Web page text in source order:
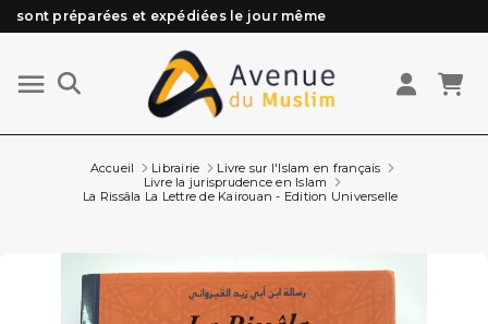
Besoin d'aide ? Retrouvez notre FAQ
Livraison offerte à partir de 89€ d'achat*
Les Commandes passées avant 15h (lun au Vend)
sont préparées et expédiées le jour même
Accueil Librairie
Livre sur l'Islam en français
Livre la jurisprudence en Islam
La Rissâla La Lettre de Kairouan - Edition Universelle